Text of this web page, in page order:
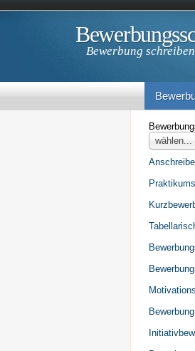
Bewerbung
wählen...